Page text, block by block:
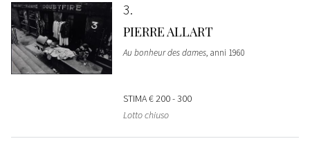
3
PIERRE ALLART
Au bonheur des dames, anni 1960
STIMA€ 200 - 300
Lotto chiuso